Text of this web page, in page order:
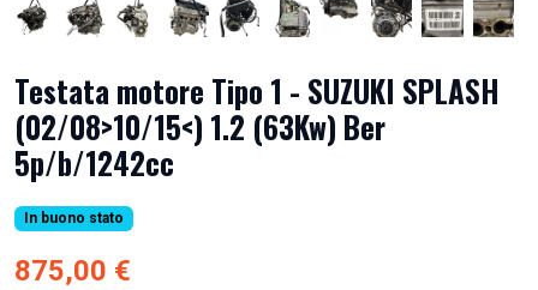
Testata motore Tipo 1 - SUZUKI SPLASH
(02/08>10/15<) 1.2 (63Kw) Ber
5p/b/1242cc
In buono stato
875,00 €